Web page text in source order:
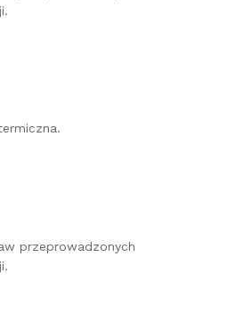
przeprowadzonych